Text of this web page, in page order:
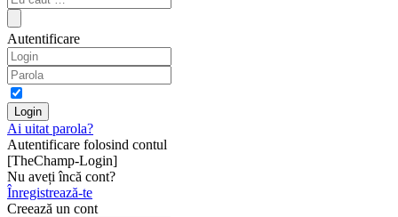
Autentificare
Ai uitat parola?
Autentificare folosind contul
[TheChamp-Login]
Nu aveți încă cont?
Înregistrează-te
Creează un cont